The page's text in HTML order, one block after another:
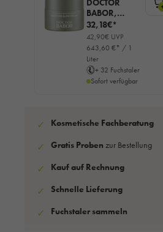
DOCTOR
BABOR,
Microbiomic,
Moisture
Glow Day
Cream, 50ml
32,18€*
42,90€ UVP
643,60 €* / 1
Liter
+ 32 Fuchstaler
Sofort verfügbar
✓ Kosmetische Fachberatung
✓ Gratis Proben zur Bestellung
✓ Kauf auf Rechnung
✓ Schnelle Lieferung
✓ Fuchstaler sammeln